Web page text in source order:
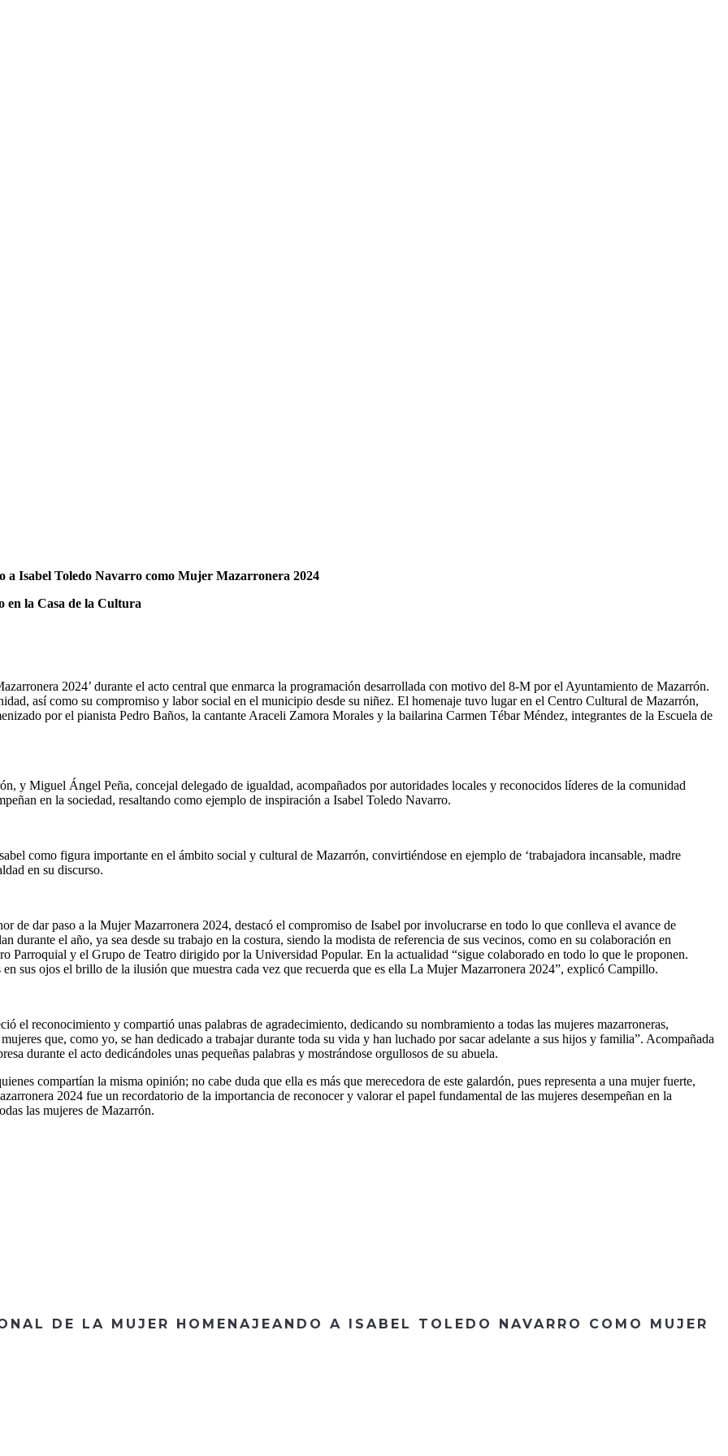
Isabel Toledo Navarro como Mujer Mazarronera 2024
en la Casa de la Cultura
2024’ durante el acto central que enmarca la programación desarrollada con motivo del 8-M por el Ayuntamiento de Mazarrón.
así como su compromiso y labor social en el municipio desde su niñez. El homenaje tuvo lugar en el Centro Cultural de Mazarrón,
por el pianista Pedro Baños, la cantante Araceli Zamora Morales y la bailarina Carmen Tébar Méndez, integrantes de la Escuela de
y Miguel Ángel Peña, concejal delegado de igualdad, acompañados por autoridades locales y reconocidos líderes de la comunidad
en la sociedad, resaltando como ejemplo de inspiración a Isabel Toledo Navarro.
como figura importante en el ámbito social y cultural de Mazarrón, convirtiéndose en ejemplo de ‘trabajadora incansable, madre
en su discurso.
de dar paso a la Mujer Mazarronera 2024, destacó el compromiso de Isabel por involucrarse en todo lo que conlleva el avance de
durante el año, ya sea desde su trabajo en la costura, siendo la modista de referencia de sus vecinos, como en su colaboración en
Parroquial y el Grupo de Teatro dirigido por la Universidad Popular. En la actualidad “sigue colaborado en todo lo que le proponen.
sus ojos el brillo de la ilusión que muestra cada vez que recuerda que es ella La Mujer Mazarronera 2024”, explicó Campillo.
el reconocimiento y compartió unas palabras de agradecimiento, dedicando su nombramiento a todas las mujeres mazarroneras,
que, como yo, se han dedicado a trabajar durante toda su vida y han luchado por sacar adelante a sus hijos y familia”. Acompañada
durante el acto dedicándoles unas pequeñas palabras y mostrándose orgullosos de su abuela.
compartían la misma opinión; no cabe duda que ella es más que merecedora de este galardón, pues representa a una mujer fuerte,
2024 fue un recordatorio de la importancia de reconocer y valorar el papel fundamental de las mujeres desempeñan en la
las mujeres de Mazarrón.
DE LA MUJER HOMENAJEANDO A ISABEL TOLEDO NAVARRO COMO MUJER